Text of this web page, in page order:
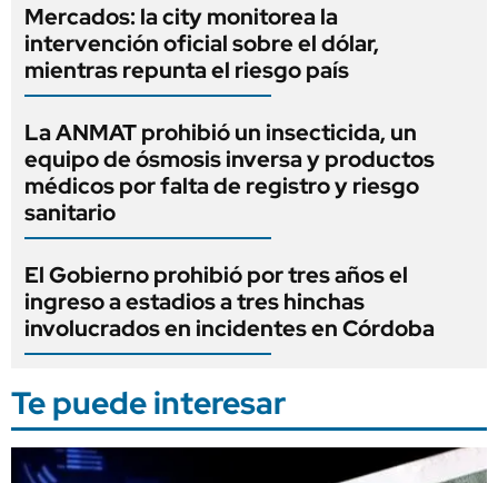
Mercados: la city monitorea la
intervención oficial sobre el dólar,
mientras repunta el riesgo país
La ANMAT prohibió un insecticida, un
equipo de ósmosis inversa y productos
médicos por falta de registro y riesgo
sanitario
El Gobierno prohibió por tres años el
ingreso a estadios a tres hinchas
involucrados en incidentes en Córdoba
Te puede interesar